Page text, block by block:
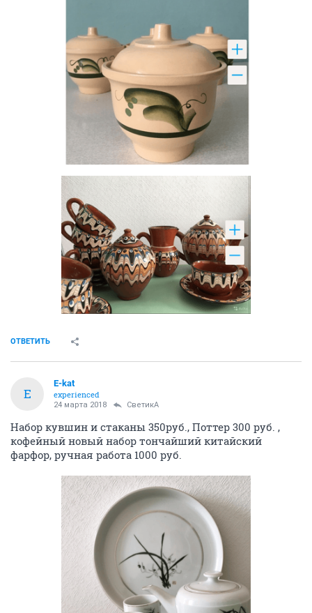
ОТВЕТИТЬ
E
E-kat
experienced
24 марта 2018 СветикА
Набор кувшин и стаканы 350руб., Поттер 300 руб. ,
кофейный новый набор тончайший китайский
фарфор, ручная работа 1000 руб.